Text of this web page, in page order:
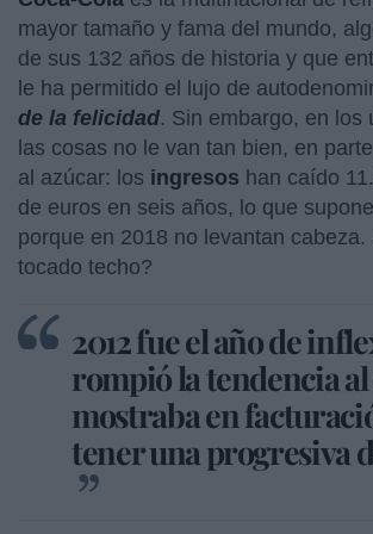
mayor tamaño y fama del mundo,
de sus 132 años de historia y que
le ha permitido el lujo de
de la felicidad. Sin embargo, en los
las cosas no le van tan bien, en
al azúcar: los ingresos han caído
de euros en seis años, lo que
porque en 2018 no levantan
tocado techo?
2012 fue el año de
rompió la tendencia al
mostraba en
tener una progresiva